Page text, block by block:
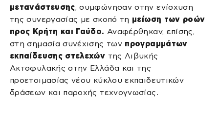
μετανάστευσης, συμφώνησαν στην ενίσχυση
της συνεργασίας με σκοπό τη μείωση των ροών
προς Κρήτη και Γαύδο. Αναφέρθηκαν, επίσης,
στη σημασία συνέχισης των προγραμμάτων
εκπαίδευσης στελεχών της Λιβυκής
Ακτοφυλακής στην Ελλάδα και της
προετοιμασίας νέου κύκλου εκπαιδευτικών
δράσεων και παροχής τεχνογνωσίας.